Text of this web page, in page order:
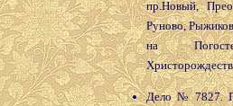
пр.Новый,
Руново,
на
Дело № 7827.